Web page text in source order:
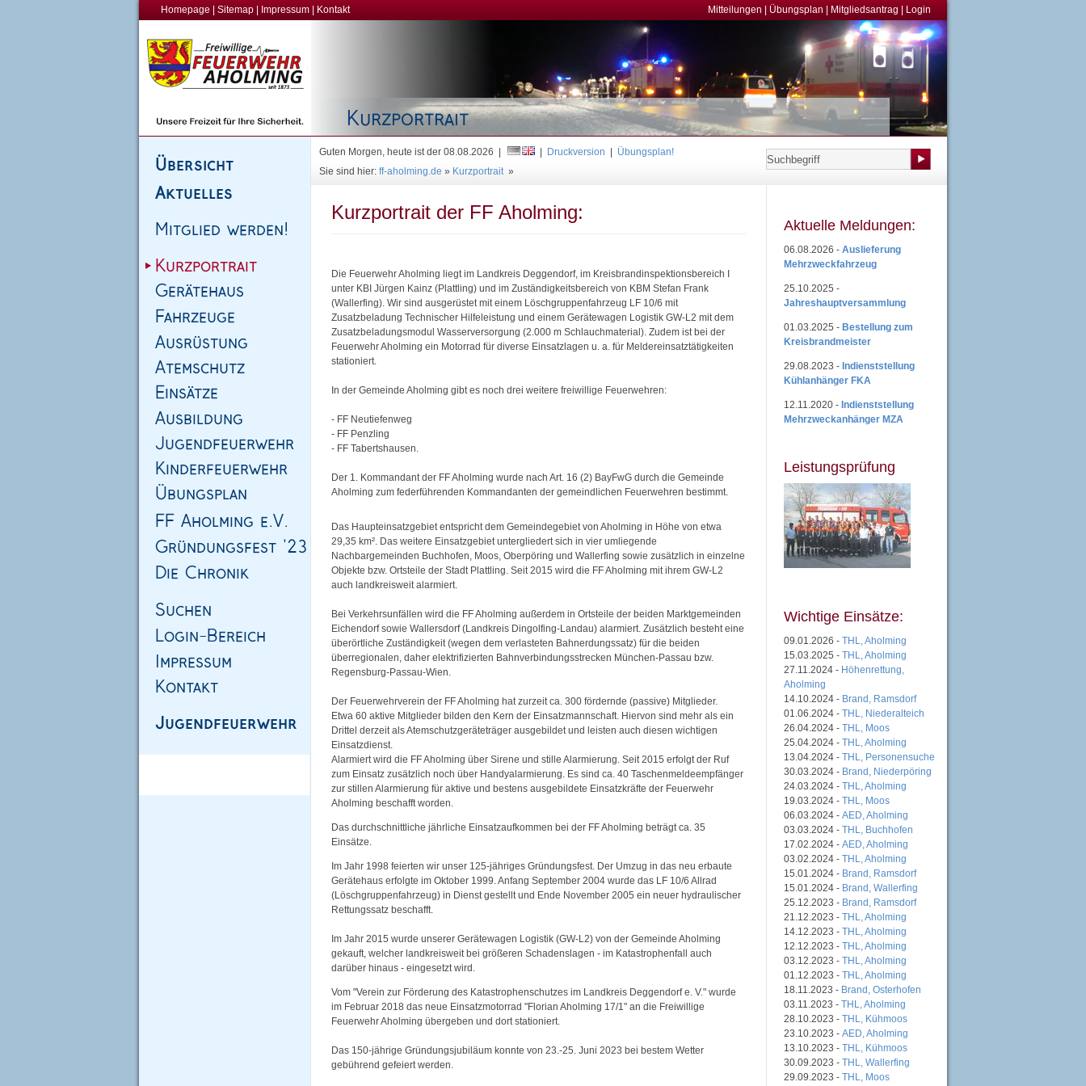
Homepage Sitemap Impressum Kontakt Mitteilungen Übungsplan Mitgliedsantrag Login
Guten Morgen, heute ist der 08.08.2026 | Druckversion
Übungsplan!
Sie sind hier: ff-aholming.de » Kurzportrait»
Kurzportrait der FF Aholming:
Die Feuerwehr Aholming liegt im Landkreis Deggendorf, im Kreisbrandinspektionsbereich I
unter KBI Jürgen Kainz (Plattling) und im Zuständigkeitsbereich von KBM Stefan Frank
(Wallerfing). Wir sind ausgerüstet mit einem Löschgruppenfahrzeug LF 10/6 mit
Zusatzbeladung Technischer Hilfeleistung und einem Gerätewagen Logistik GW-L2 mit dem
Zusatzbeladungsmodul Wasserversorgung (2.000 m Schlauchmaterial). Zudem ist bei der
Feuerwehr Aholming ein Motorrad für diverse Einsatzlagen u. a. für Meldereinsatztätigkeiten
stationiert.
In der Gemeinde Aholming gibt es noch drei weitere freiwillige Feuerwehren:
- FF Neutiefenweg
- FF Penzling
- FF Tabertshausen.
Der 1. Kommandant der FF Aholming wurde nach Art. 16 (2) BayFwG durch die Gemeinde
Aholming zum federführenden Kommandanten der gemeindlichen Feuerwehren bestimmt.
Das Haupteinsatzgebiet entspricht dem Gemeindegebiet von Aholming in Höhe von etwa
29,35 km². Das weitere Einsatzgebiet untergliedert sich in vier umliegende
Nachbargemeinden Buchhofen, Moos, Oberpöring und Wallerfing sowie zusätzlich in einzelne
Objekte bzw. Ortsteile der Stadt Plattling. Seit 2015 wird die FF Aholming mit ihrem GW-L2
auch landkreisweit alarmiert.
Bei Verkehrsunfällen wird die FF Aholming außerdem in Ortsteile der beiden Marktgemeinden
Eichendorf sowie Wallersdorf (Landkreis Dingolfing-Landau) alarmiert. Zusätzlich besteht eine
überörtliche Zuständigkeit (wegen dem verlasteten Bahnerdungssatz) für die beiden
überregionalen, daher elektrifizierten Bahnverbindungsstrecken München-Passau bzw.
Regensburg-Passau-Wien.
Der Feuerwehrverein der FF Aholming hat zurzeit ca. 300 fördernde (passive) Mitglieder.
Etwa 60 aktive Mitglieder bilden den Kern der Einsatzmannschaft. Hiervon sind mehr als ein
Drittel derzeit als Atemschutzgeräteträger ausgebildet und leisten auch diesen wichtigen
Einsatzdienst.
Alarmiert wird die FF Aholming über Sirene und stille Alarmierung. Seit 2015 erfolgt der Ruf
zum Einsatz zusätzlich noch über Handyalarmierung. Es sind ca. 40 Taschenmeldeempfänger
zur stillen Alarmierung für aktive und bestens ausgebildete Einsatzkräfte der Feuerwehr
Aholming beschafft worden.
Das durchschnittliche jährliche Einsatzaufkommen bei der FF Aholming beträgt ca. 35
Einsätze.
Im Jahr 1998 feierten wir unser 125-jähriges Gründungsfest. Der Umzug in das neu erbaute
Gerätehaus erfolgte im Oktober 1999. Anfang September 2004 wurde das LF 10/6 Allrad
(Löschgruppenfahrzeug) in Dienst gestellt und Ende November 2005 ein neuer hydraulischer
Rettungssatz beschafft.
Im Jahr 2015 wurde unserer Gerätewagen Logistik (GW-L2) von der Gemeinde Aholming
gekauft, welcher landkreisweit bei größeren Schadenslagen - im Katastrophenfall auch
darüber hinaus - eingesetzt wird.
Vom "Verein zur Förderung des Katastrophenschutzes im Landkreis Deggendorf e. V." wurde
im Februar 2018 das neue Einsatzmotorrad "Florian Aholming 17/1" an die Freiwillige
Feuerwehr Aholming übergeben und dort stationiert.
Das 150-jährige Gründungsjubiläum konnte von 23.-25. Juni 2023 bei bestem Wetter
gebührend gefeiert werden.
Aktuelle Meldungen:
06.08.2026 - Auslieferung
Mehrzweckfahrzeug
25.10.2025 -
Jahreshauptversammlung
01.03.2025 - Bestellung zum
Kreisbrandmeister
29.08.2023 - Indienststellung
Kühlanhänger FKA
12.11.2020 - Indienststellung
Mehrzweckanhänger MZA
Leistungsprüfung
Wichtige Einsätze:
09.01.2026 - THL, Aholming
15.03.2025 - THL, Aholming
27.11.2024 - Höhenrettung,
Aholming
14.10.2024 - Brand, Ramsdorf
01.06.2024 - THL, Niederalteich
26.04.2024 - THL, Moos
25.04.2024 - THL, Aholming
13.04.2024 - THL, Personensuche
30.03.2024 - Brand, Niederpöring
24.03.2024 - THL, Aholming
19.03.2024 - THL, Moos
06.03.2024 - AED, Aholming
03.03.2024 - THL, Buchhofen
17.02.2024 - AED, Aholming
03.02.2024 - THL, Aholming
15.01.2024 - Brand, Ramsdorf
15.01.2024 - Brand, Wallerfing
25.12.2023 - Brand, Ramsdorf
21.12.2023 - THL, Aholming
14.12.2023 - THL, Aholming
12.12.2023 - THL, Aholming
03.12.2023 - THL, Aholming
01.12.2023 - THL, Aholming
18.11.2023 - Brand, Osterhofen
03.11.2023 - THL, Aholming
28.10.2023 - THL, Kühmoos
23.10.2023 - AED, Aholming
13.10.2023 - THL, Kühmoos
30.09.2023 - THL, Wallerfing
29.09.2023 - THL, Moos